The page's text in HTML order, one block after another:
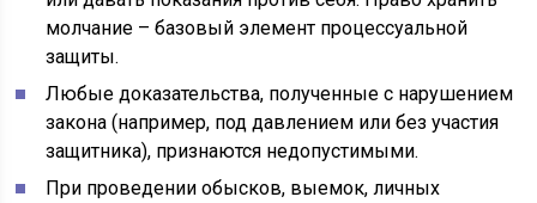
молчание – базовый элемент процессуальной
защиты.
Любые доказательства, полученные с нарушением
закона (например, под давлением или без участия
защитника), признаются недопустимыми.
При проведении обысков, выемок, личных